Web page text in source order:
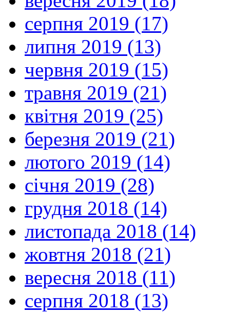
серпня 2019 (17)
липня 2019 (13)
червня 2019 (15)
травня 2019 (21)
квітня 2019 (25)
березня 2019 (21)
лютого 2019 (14)
січня 2019 (28)
грудня 2018 (14)
листопада 2018 (14)
жовтня 2018 (21)
вересня 2018 (11)
серпня 2018 (13)